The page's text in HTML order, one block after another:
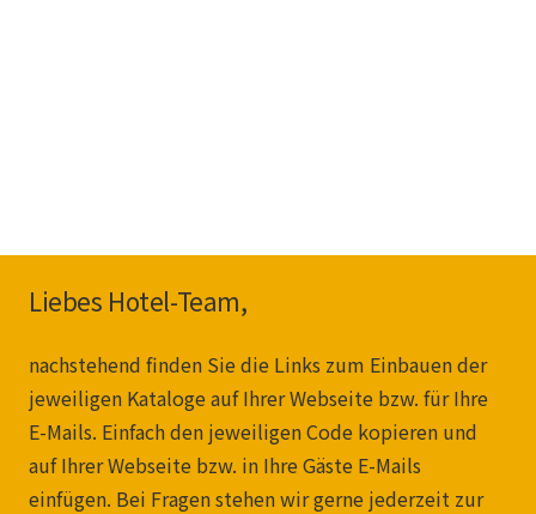
Liebes Hotel-Team,
nachstehend finden Sie die Links zum Einbauen der
jeweiligen Kataloge auf Ihrer Webseite bzw. für Ihre
E-Mails. Einfach den jeweiligen Code kopieren und
auf Ihrer Webseite bzw. in Ihre Gäste E-Mails
einfügen. Bei Fragen stehen wir gerne jederzeit zur